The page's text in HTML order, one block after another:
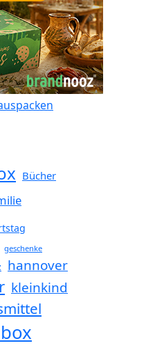
Bücher
geschenke
hannover
kleinkind